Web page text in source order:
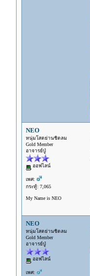
NEO
หนุ่มโสดย่านชิดลม
Gold Member
อาจารย์ปู่
ออฟไลน์
เพศ:
กระทู้: 7,065
My Name is NEO
NEO
หนุ่มโสดย่านชิดลม
Gold Member
อาจารย์ปู่
ออฟไลน์
เพศ: